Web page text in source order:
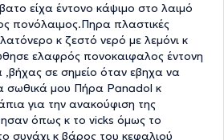
είχα έντονο κάψιμο στο λαιμό
πονόλαιμος.Πηρα πλαστικές
κ ζεστό νερό με λεμόνι κ
ελαφρός πονοκαιφαλος έντονη
σε σημείο όταν εβηχα να
σωθικά μου Πήρα Panadol κ
για την ανακούφιση της
όπως κ το vicks όμως το
συνάχι κ βάρος του κεφαλιού